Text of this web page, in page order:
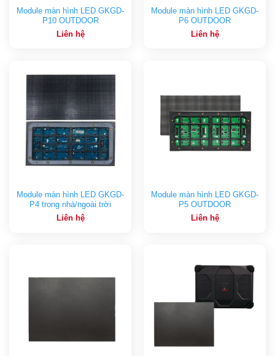
Module màn hình LED GKGD-
P10 OUTDOOR
Liên hệ
Module màn hình LED GKGD-
P6 OUTDOOR
Liên hệ
Module màn hình LED GKGD-
P4 trong nhà/ngoài trời
Liên hệ
Module màn hình LED GKGD-
P5 OUTDOOR
Liên hệ